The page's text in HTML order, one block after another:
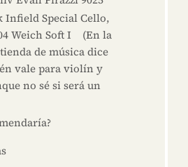
Infield Special Cello,
Weich Soft I (En la
de música dice
vale para violín y
no sé si será un